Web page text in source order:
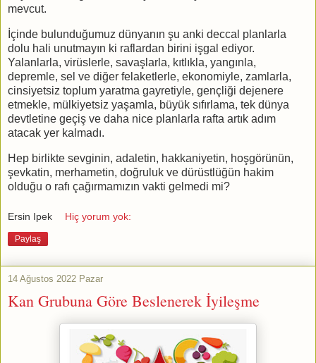
mevcut.
İçinde bulunduğumuz dünyanın şu anki deccal planlarla
dolu hali unutmayın ki raflardan birini işgal ediyor.
Yalanlarla, virüslerle, savaşlarla, kıtlıkla, yangınla,
depremle, sel ve diğer felaketlerle, ekonomiyle, zamlarla,
cinsiyetsiz toplum yaratma gayretiyle, gençliği dejenere
etmekle, mülkiyetsiz yaşamla, büyük sıfırlama, tek dünya
devtletine geçiş ve daha nice planlarla rafta artık adım
atacak yer kalmadı.
Hep birlikte sevginin, adaletin, hakkaniyetin, hoşgörünün,
şevkatin, merhametin, doğruluk ve dürüstlüğün hakim
olduğu o rafı çağırmamızın vakti gelmedi mi?
Ersin Ipek Hiç yorum yok:
Paylaş
14 Ağustos 2022 Pazar
Kan Grubuna Göre Beslenerek İyileşme